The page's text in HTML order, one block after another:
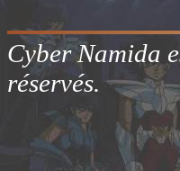
Cyber Namida
réservés.